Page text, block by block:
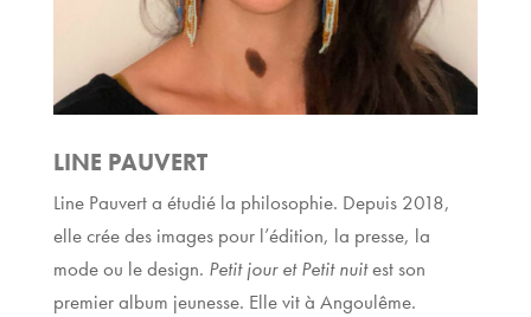
LINE PAUVERT
Line Pauvert a étudié la philosophie. Depuis 2018,
elle crée des images pour l’édition, la presse, la
mode ou le design. Petit jour et Petit nuitest son
premier album jeunesse. Elle vit à Angoulême.